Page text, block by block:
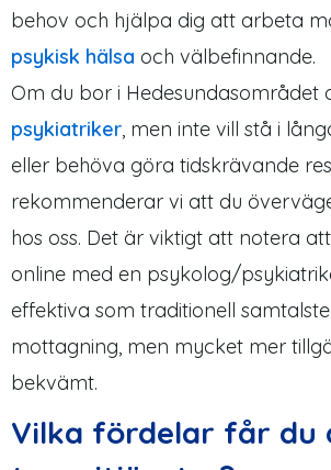
behov och hjälpa dig att arbeta
psykisk hälsa och välbefinnande.
Om du bor i Hedesundasområdet
psykiatriker, men inte vill stå i
eller behöva göra tidskrävande
rekommenderar vi att du
hos oss. Det är viktigt att notera
online med en psykolog/
effektiva som traditionell
mottagning, men mycket mer
bekvämt.
Vilka fördelar får du